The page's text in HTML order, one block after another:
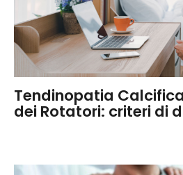
Tendinopatia
dei Rotatori: criteri di